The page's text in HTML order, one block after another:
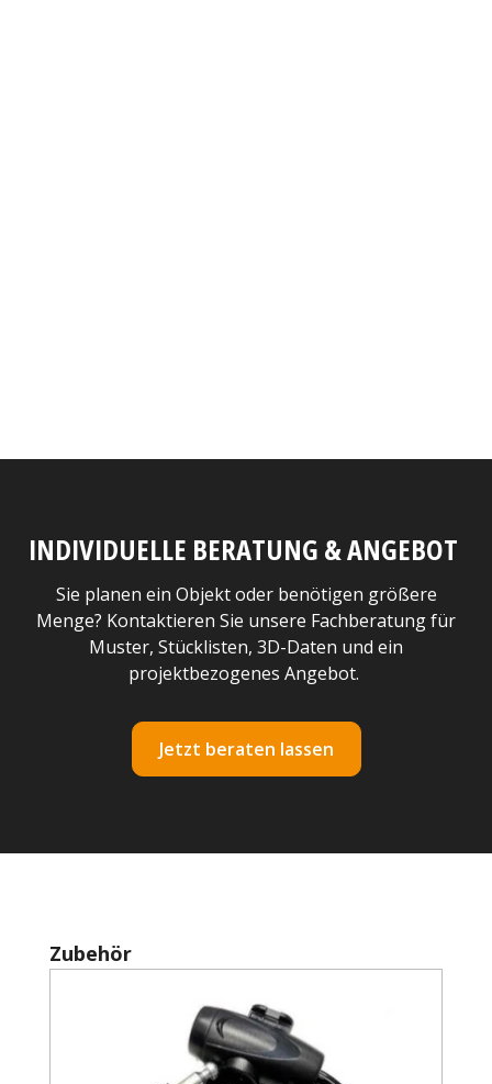
INDIVIDUELLE BERATUNG & ANGEBOT
Sie planen ein Objekt oder benötigen größere
Menge? Kontaktieren Sie unsere Fachberatung für
Muster, Stücklisten, 3D-Daten und ein
projektbezogenes Angebot.
Jetzt beraten lassen
Produktgalerie überspringen
Zubehör